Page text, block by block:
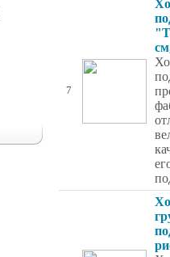
7